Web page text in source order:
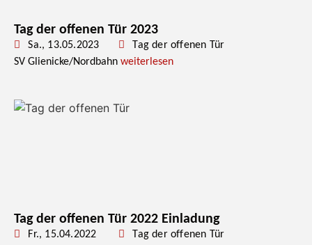
Tag der offenen Tür 2023
Sa., 13.05.2023
Tag der offenen Tür
SV Glienicke/Nordbahn weiterlesen
Tag der offenen Tür 2022 Einladung
Fr., 15.04.2022
Tag der offenen Tür